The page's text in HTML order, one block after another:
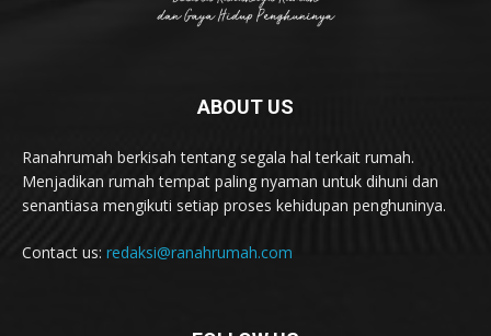
ABOUT US
Ranahrumah berkisah tentang segala hal terkait rumah.
Menjadikan rumah tempat paling nyaman untuk dihuni dan
senantiasa mengikuti setiap proses kehidupan penghuninya.
Contact us: redaksi@ranahrumah.com